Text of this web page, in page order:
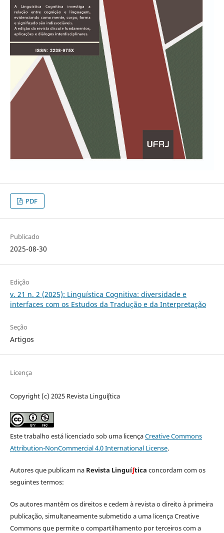
PDF
Publicado
2025-08-30
Edição
v. 21 n. 2 (2025): Linguística Cognitiva: diversidade e
interfaces com os Estudos da Tradução e da Interpretação
Seção
Artigos
Licença
Copyright (c) 2025 Revista Linguíʃtica
Este trabalho está licenciado sob uma licençaCreative Commons
Attribution-NonCommercial 4.0 International License.
Autores que publicam na Revista Linguí∫tica concordam com os
seguintes termos:
Os autores mantêm os direitos e cedem à revista o direito à primeira
publicação, simultaneamente submetido a uma licença Creative
Commons que permite o compartilhamento por terceiros com a